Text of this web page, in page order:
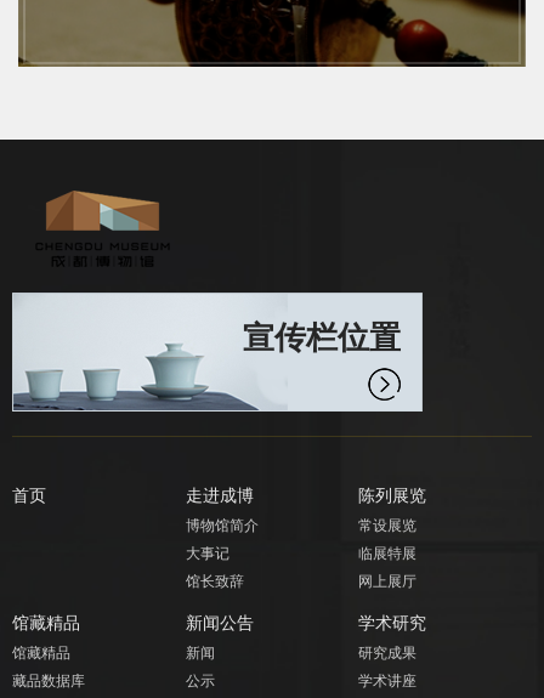
宣传栏位置
首页 走进成博
博物馆简介
大事记
馆长致辞
陈列展览
常设展览
临展特展
网上展厅
馆藏精品
馆藏精品
藏品数据库
新闻公告
新闻
公示
学术研究
研究成果
学术讲座